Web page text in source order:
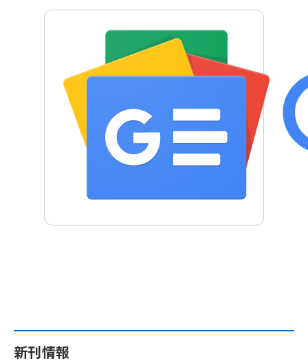
新刊情報